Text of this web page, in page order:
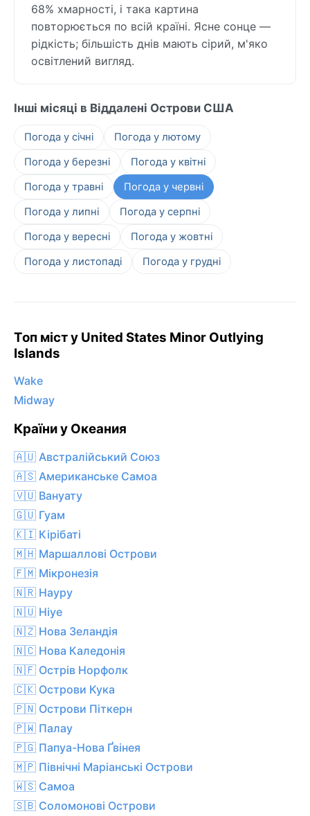
68% хмарності, і така картина
повторюється по всій країні. Ясне сонце —
рідкість; більшість днів мають сірий, м'яко
освітлений вигляд.
Інші місяці в Віддалені Острови США
Погода у січні
Погода у лютому
Погода у березні
Погода у квітні
Погода у травні
Погода у червні
Погода у липні
Погода у серпні
Погода у вересні
Погода у жовтні
Погода у листопаді
Погода у грудні
Топ міст у United States Minor Outlying
Islands
Wake
Midway
Країни у Океания
🇦🇺 Австралійський Союз
🇦🇸 Американське Самоа
🇻🇺 Вануату
🇬🇺 Гуам
🇰🇮 Кірібаті
🇲🇭 Маршаллові Острови
🇫🇲 Мікронезія
🇳🇷 Науру
🇳🇺 Ніуе
🇳🇿 Нова Зеландія
🇳🇨 Нова Каледонія
🇳🇫 Острів Норфолк
🇨🇰 Острови Кука
🇵🇳 Острови Піткерн
🇵🇼 Палау
🇵🇬 Папуа-Нова Ґвінея
🇲🇵 Північні Маріанські Острови
🇼🇸 Самоа
🇸🇧 Соломонові Острови